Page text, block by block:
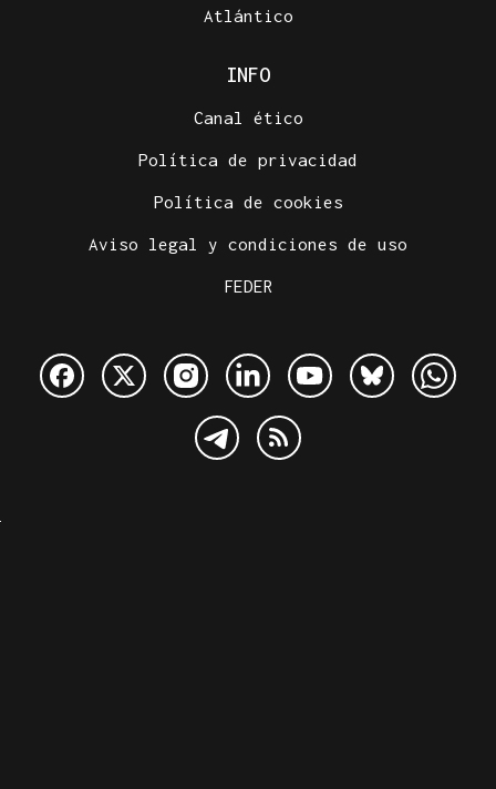
Atlántico
INFO
Canal ético
Política de privacidad
Política de cookies
Aviso legal y condiciones de uso
FEDER